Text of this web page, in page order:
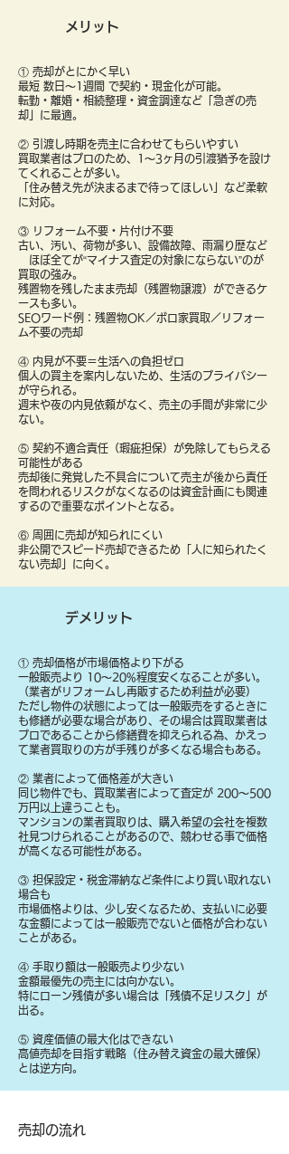
メリット
① 売却がとにかく早い
最短 数日〜1週間 で契約・現金化が可能。
転勤・離婚・相続整理・資金調達など「急ぎの売
却」に最適。
② 引渡し時期を売主に合わせてもらいやすい
買取業者はプロのため、1〜3ヶ月の引渡猶予を設け
てくれることが多い。
「住み替え先が決まるまで待ってほしい」など柔軟
に対応。
③ リフォーム不要・片付け不要
古い、汚い、荷物が多い、設備故障、雨漏り歴など
ほぼ全てが“マイナス査定の対象にならない”のが
買取の強み。
残置物を残したまま売却（残置物譲渡）ができるケ
ースも多い。
SEOワード例：残置物OK／ボロ家買取／リフォー
ム不要の売却
④ 内見が不要＝生活への負担ゼロ
個人の買主を案内しないため、生活のプライバシー
が守られる。
週末や夜の内見依頼がなく、売主の手間が非常に少
ない。
⑤ 契約不適合責任（瑕疵担保）が免除してもらえる
可能性がある
売却後に発覚した不具合について売主が後から責任
を問われるリスクがなくなるのは資金計画にも関連
するので重要なポイントとなる。
⑥ 周囲に売却が知られにくい
非公開でスピード売却できるため「人に知られたく
ない売却」に向く。
デメリット
① 売却価格が市場価格より下がる
一般販売より 10〜20%程度安くなることが多い。
（業者がリフォームし再販するため利益が必要）
ただし物件の状態によっては一般販売をするときに
も修繕が必要な場合があり、その場合は買取業者は
プロであることから修繕費を抑えられる為、かえっ
て業者買取りの方が手残りが多くなる場合もある。
② 業者によって価格差が大きい
同じ物件でも、買取業者によって査定が 200〜500
万円以上違うことも。
マンションの業者買取りは、購入希望の会社を複数
社見つけられることがあるので、競わせる事で価格
が高くなる可能性がある。
③ 担保設定・税金滞納など条件により買い取れない
場合も
​市場価格よりは、少し安くなるため、支払いに必要
な金額によっては一般販売でないと価格が合わない
ことがある。
④ 手取り額は一般販売より少ない
金額最優先の売主には向かない。
特にローン残債が多い場合は「残債不足リスク」が
出る。
⑤ 資産価値の最大化はできない
高値売却を目指す戦略（住み替え資金の最大確保）
とは逆方向。
​売却の流れ